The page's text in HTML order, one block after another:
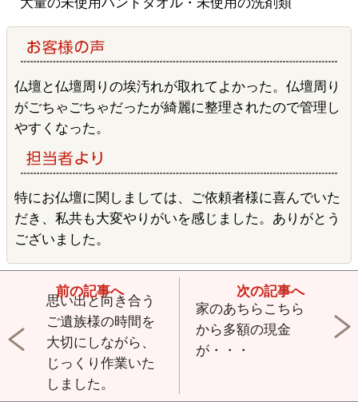
仏壇と仏壇周りの埃汚れが取れてよかった。仏壇周り
がごちゃごちゃだったが綺麗に整理されたので管理し
やすくなった。
特にお仏壇に関しましては、ご依頼者様に喜んでいた
だき、私共も大変やりがいを感じました。ありがとう
ございました。
思い出と向き合う
ご遺族様の時間を
大切にしながら、
じっくり作業いた
しました。
家のあちらこちら
から多額の現金
が・・・